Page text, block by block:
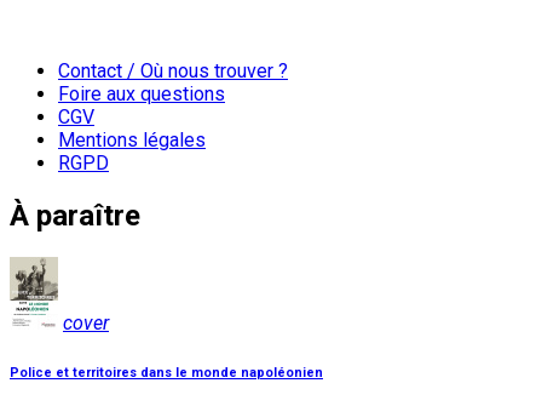
Contact / Où nous trouver ?
Foire aux questions
CGV
Mentions légales
RGPD
À paraître
cover
Police et territoires dans le monde napoléonien